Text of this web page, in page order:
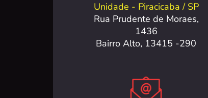
Unidade - Piracicaba / SP
Rua Prudente de Moraes,
1436
Bairro Alto, 13415 -290